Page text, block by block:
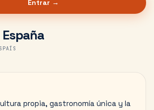
Entrar →
España
PAÍS
propia, gastronomía única y la